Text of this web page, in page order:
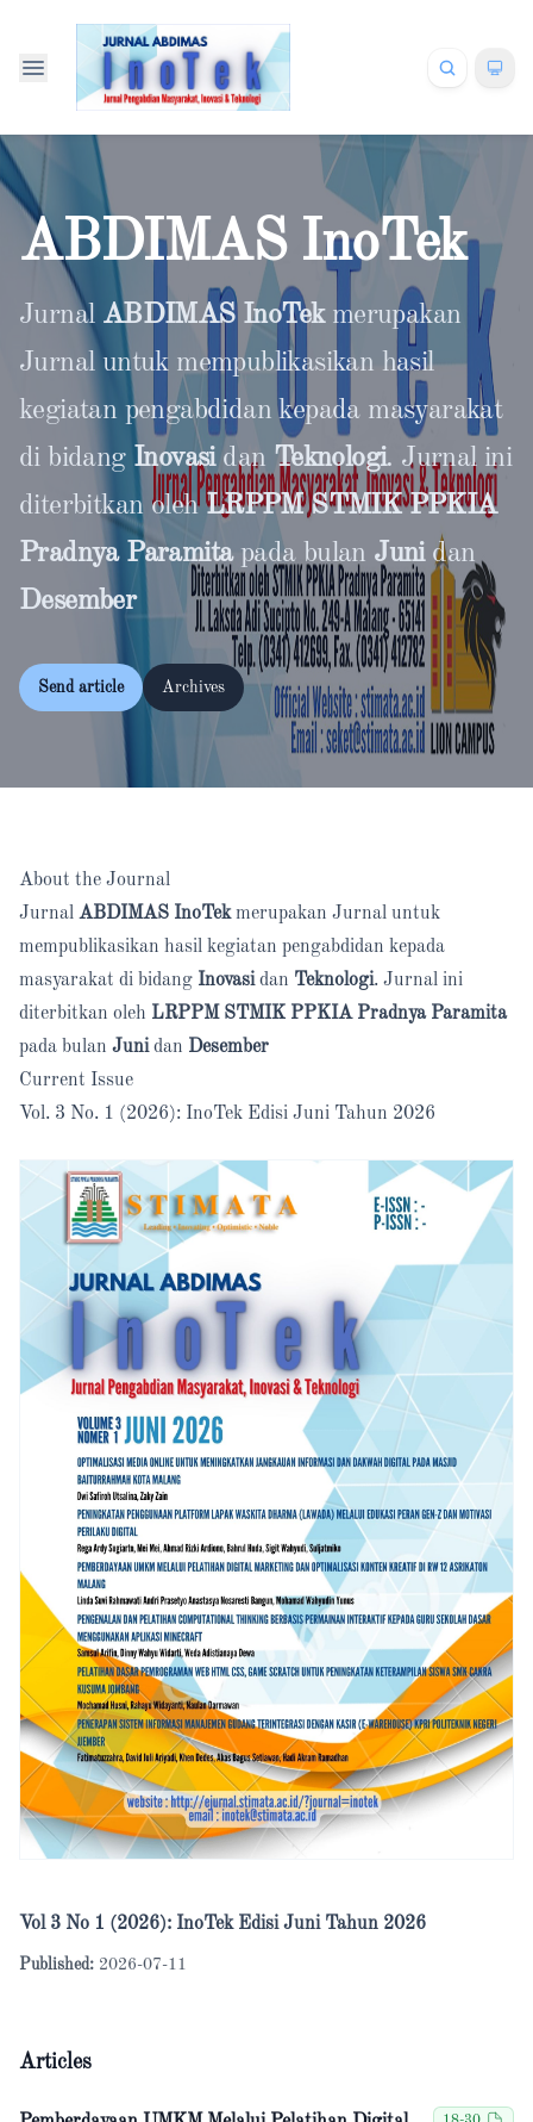
ABDIMAS InoTek
Jurnal ABDIMAS InoTekmerupakan
Jurnal untuk mempublikasikan hasil
kegiatan pengabdidan kepada masyarakat
di bidang Inovasi dan Teknologi. Jurnal ini
diterbitkan oleh LRPPM STMIK PPKIA
Pradnya Paramitapada bulan Junidan
Desember
Send article Archives
About the Journal
Jurnal ABDIMAS InoTekmerupakan Jurnal untuk
mempublikasikan hasil kegiatan pengabdidan kepada
masyarakat di bidang Inovasidan Teknologi. Jurnal ini
diterbitkan oleh LRPPM STMIK PPKIA Pradnya Paramita
pada bulan Junidan Desember
Current Issue
Vol. 3 No. 1 (2026): InoTek Edisi Juni Tahun 2026
Vol 3 No 1 (2026): InoTek Edisi Juni Tahun 2026
Published: 2026-07-11
Articles